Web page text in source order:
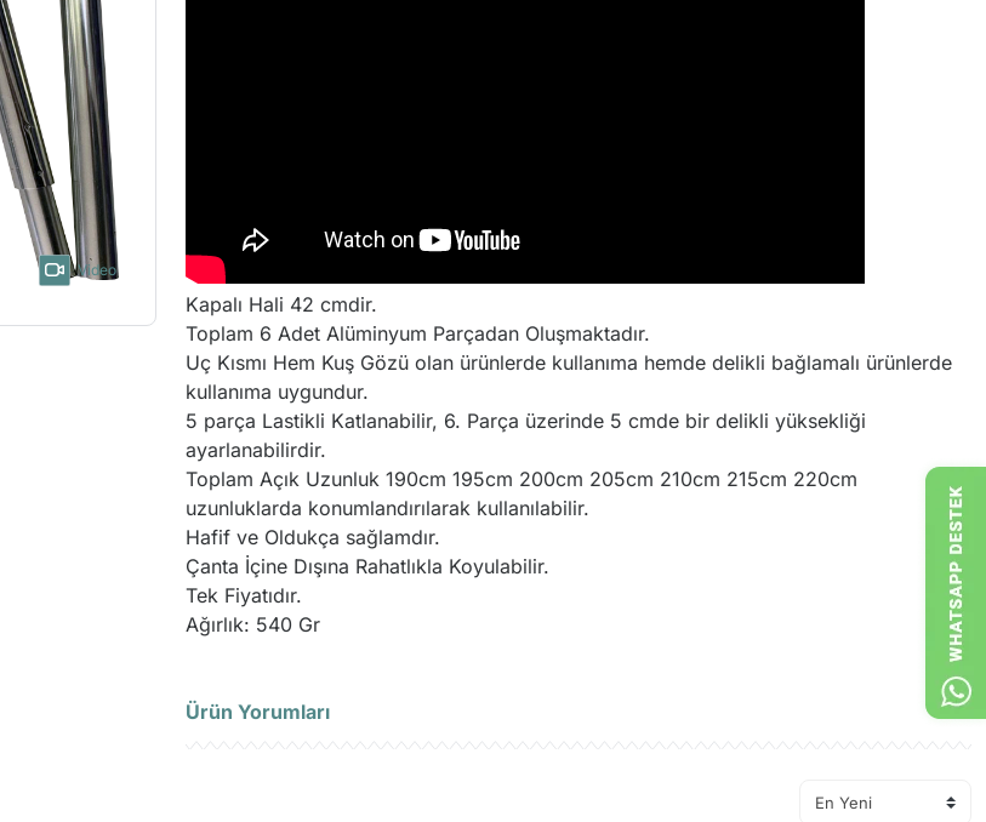
Video
Kapalı Hali 42 cmdir.
Toplam 6 Adet Alüminyum Parçadan Oluşmaktadır.
Uç Kısmı Hem Kuş Gözü olan ürünlerde kullanıma hemde delikli bağlamalı ürünlerde
kullanıma uygundur.
5 parça Lastikli Katlanabilir, 6. Parça üzerinde 5 cmde bir delikli yüksekliği
ayarlanabilirdir.
Toplam Açık Uzunluk 190cm 195cm 200cm 205cm 210cm 215cm 220cm
uzunluklarda konumlandırılarak kullanılabilir.
Hafif ve Oldukça sağlamdır.
Çanta İçine Dışına Rahatlıkla Koyulabilir.
Tek Fiyatıdır.
Ağırlık: 540 Gr
Ürün Yorumları